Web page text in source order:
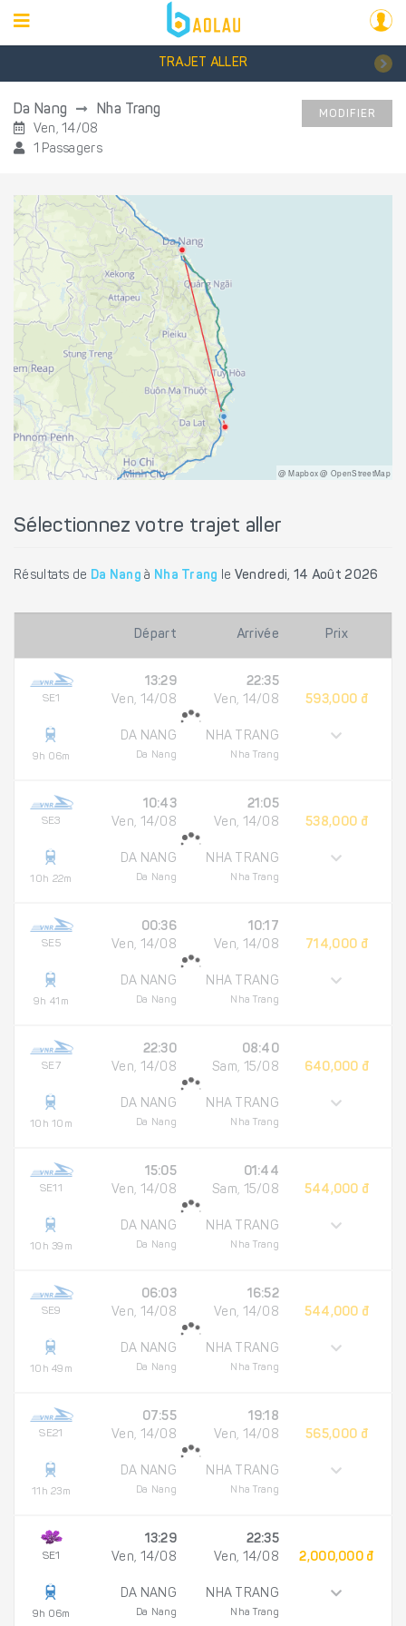
TRAJET ALLER
Da Nang Nha Trang
Ven, 14/08
1 Passagers
MODIFIER
@ Mapbox @ OpenStreetMap
Sélectionnez votre trajet aller
Résultats de Da Nang à Nha Trang le Vendredi, 14 Août 2026
Départ Arrivée Prix
SE1
9h 06m
13:29
Ven, 14/08
DA NANG
Da Nang
22:35
Ven, 14/08
NHA TRANG
Nha Trang
593,000 đ
SE3
10h 22m
10:43
Ven, 14/08
DA NANG
Da Nang
21:05
Ven, 14/08
NHA TRANG
Nha Trang
538,000 đ
SE5
9h 41m
00:36
Ven, 14/08
DA NANG
Da Nang
10:17
Ven, 14/08
NHA TRANG
Nha Trang
714,000 đ
SE7
10h 10m
22:30
Ven, 14/08
DA NANG
Da Nang
08:40
Sam, 15/08
NHA TRANG
Nha Trang
640,000 đ
SE11
10h 39m
15:05
Ven, 14/08
DA NANG
Da Nang
01:44
Sam, 15/08
NHA TRANG
Nha Trang
544,000 đ
SE9
10h 49m
06:03
Ven, 14/08
DA NANG
Da Nang
16:52
Ven, 14/08
NHA TRANG
Nha Trang
544,000 đ
SE21
11h 23m
07:55
Ven, 14/08
DA NANG
Da Nang
19:18
Ven, 14/08
NHA TRANG
Nha Trang
565,000 đ
SE1
9h 06m
13:29
Ven, 14/08
DA NANG
Da Nang
22:35
Ven, 14/08
NHA TRANG
Nha Trang
2,000,000 đ